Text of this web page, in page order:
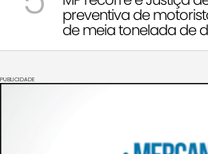
preventiva de
de meia tonelada de
PUBLICIDADE